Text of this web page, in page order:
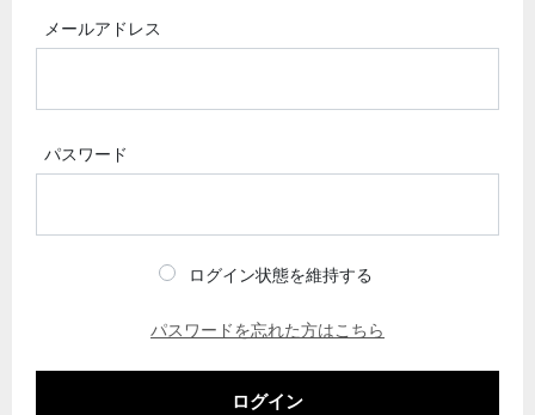
メールアドレス
パスワード
ログイン状態を維持する
パスワードを忘れた方はこちら
ログイン